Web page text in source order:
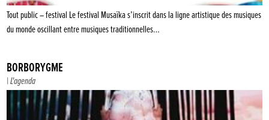
Tout public – festival Le festival Musaïka s’inscrit dans la ligne artistique des musiques
du monde oscillant entre musiques traditionnelles…
BORBORYGME
|L'agenda